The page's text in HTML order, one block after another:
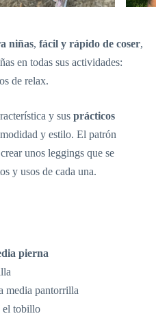
niñas, fácil y rápido de coser,
en todas sus actividades:
de relax.
y sus prácticos
y estilo. El patrón
unos leggings que se
y usos de cada una.
pierna
media pantorrilla
el tobillo